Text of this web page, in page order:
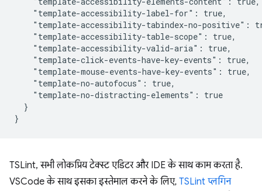
    "template-accessibility-label-for": true,
"template-accessibility-tabindex-no-positive":
    "template-accessibility-table-scope": true,
    "template-accessibility-valid-aria": true,
    "template-click-events-have-key-events": true,
    "template-mouse-events-have-key-events": true,
    "template-no-autofocus": true,
    "template-no-distracting-elements": true
  }
TSLint, सभी लोकप्रिय टेक्स्ट एडिटर और IDE के साथ काम करता है.
VSCode के साथ इसका इस्तेमाल करने के लिए, TSLint प्लगिन